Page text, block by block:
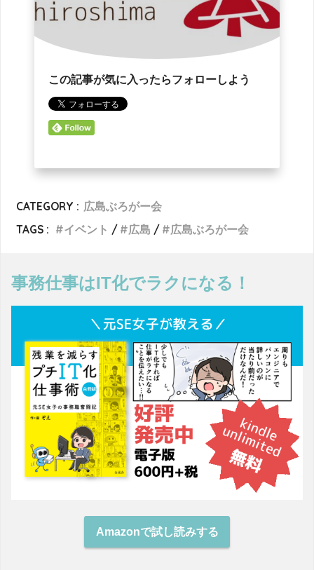
この記事が気に入ったらフォローしよう
CATEGORY : 広島ぶろがー会
TAGS :
イベント 広島 広島ぶろがー会
事務仕事はIT化でラクになる！
Amazonで試し読みする